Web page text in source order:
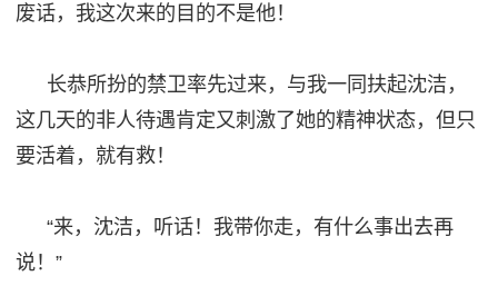
废话，我这次来的目的不是他！
长恭所扮的禁卫率先过来，与我一同扶起沈洁，
这几天的非人待遇肯定又刺激了她的精神状态，但只
要活着，就有救！
“来，沈洁，听话！我带你走，有什么事出去再
说！”